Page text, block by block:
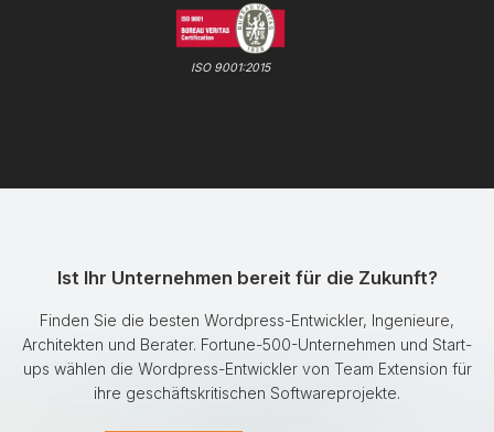
ISO 9001:2015
Ist Ihr Unternehmen bereit für die Zukunft?
Finden Sie die besten Wordpress-Entwickler, Ingenieure,
Architekten und Berater. Fortune-500-Unternehmen und Start-
ups wählen die Wordpress-Entwickler von Team Extension für
ihre geschäftskritischen Softwareprojekte.